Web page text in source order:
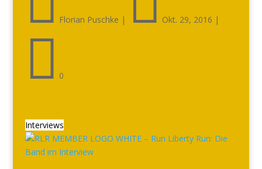
Florian Puschke | Okt. 29, 2016 |
 0
Interviews